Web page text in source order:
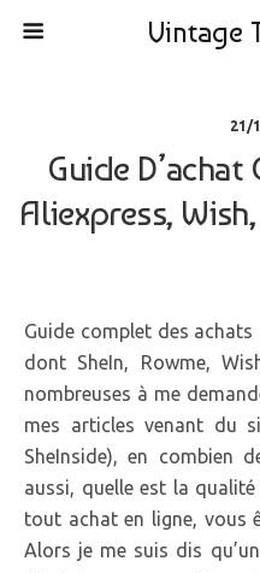
Vintage
21/
Guide
Aliexpress,
Guide complet des
dont SheIn, Rowme,
nombreuses à me
mes articles venant du
SheInside), en combien
aussi, quelle est la
tout achat en ligne, vous
Alors je me suis dis